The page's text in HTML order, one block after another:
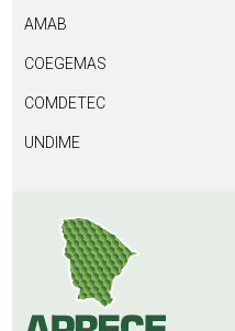
AMAB
COEGEMAS
COMDETEC
UNDIME